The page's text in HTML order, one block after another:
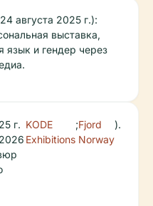
августа 2025 г.):
выставка,
язык и гендер через
г. KODE
Exhibitions
;Fjord
Norway
).